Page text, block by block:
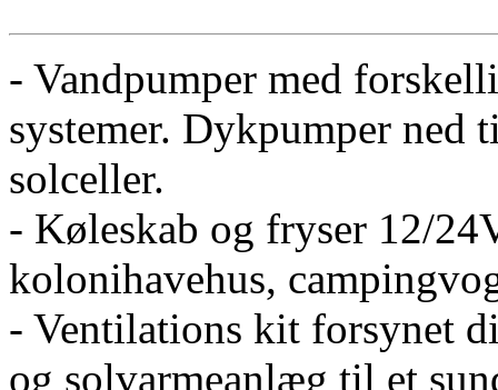
- Vandpumper med
systemer. Dykpumper ned
solceller.
- Køleskab og fryser 12/
kolonihavehus,
- Ventilations kit forsynet
og solvarmeanlæg til et